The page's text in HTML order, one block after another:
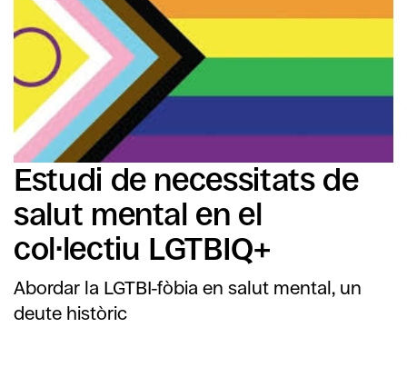
Estudi de necessitats de
salut mental en el
col·lectiu LGTBIQ+
Abordar la LGTBI-fòbia en salut mental, un
deute històric